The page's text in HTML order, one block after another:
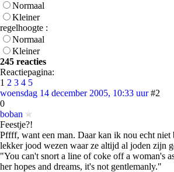
Normaal
Kleiner
regelhoogte :
Normaal
Kleiner
245 reacties
Reactiepagina:
1 2 3 4 5
woensdag 14 december 2005, 10:33 uur #2
0
boban
Feestje?!
Pffff, want een man. Daar kan ik nou echt niet
lekker jood wezen waar ze altijd al joden zijn
"You can't snort a line of coke off a woman's
her hopes and dreams, it's not gentlemanly."